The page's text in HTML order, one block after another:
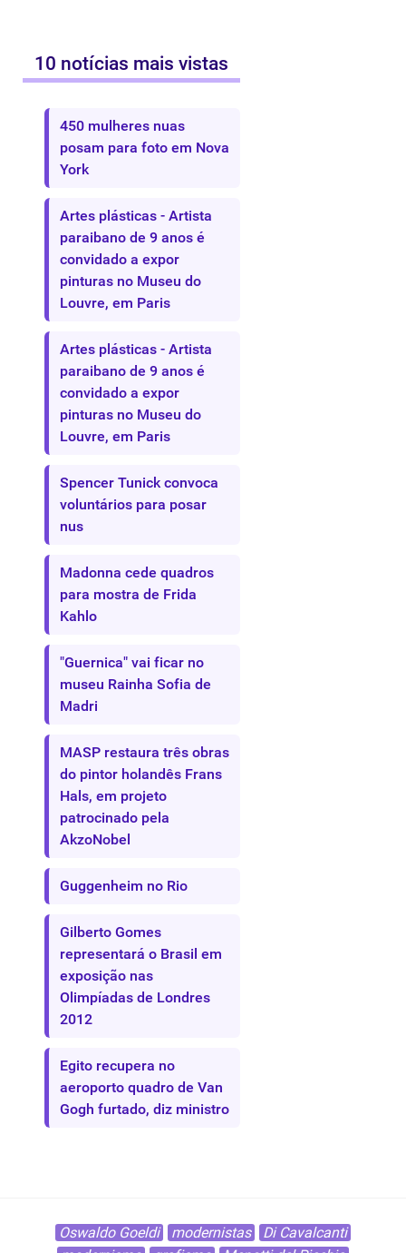
10 notícias mais vistas
450 mulheres nuas
posam para foto em Nova
York
Artes plásticas - Artista
paraibano de 9 anos é
convidado a expor
pinturas no Museu do
Louvre, em Paris
Artes plásticas - Artista
paraibano de 9 anos é
convidado a expor
pinturas no Museu do
Louvre, em Paris
Spencer Tunick convoca
voluntários para posar
nus
Madonna cede quadros
para mostra de Frida
Kahlo
"Guernica" vai ficar no
museu Rainha Sofia de
Madri
MASP restaura três obras
do pintor holandês Frans
Hals, em projeto
patrocinado pela
AkzoNobel
Guggenheim no Rio
Gilberto Gomes
representará o Brasil em
exposição nas
Olimpíadas de Londres
2012
Egito recupera no
aeroporto quadro de Van
Gogh furtado, diz ministro
Oswaldo Goeldi modernistas
Di Cavalcanti